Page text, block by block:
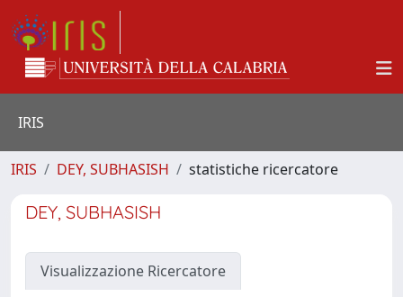
IRIS
IRIS DEY, SUBHASISH statistiche ricercatore
DEY, SUBHASISH
Visualizzazione Ricercatore